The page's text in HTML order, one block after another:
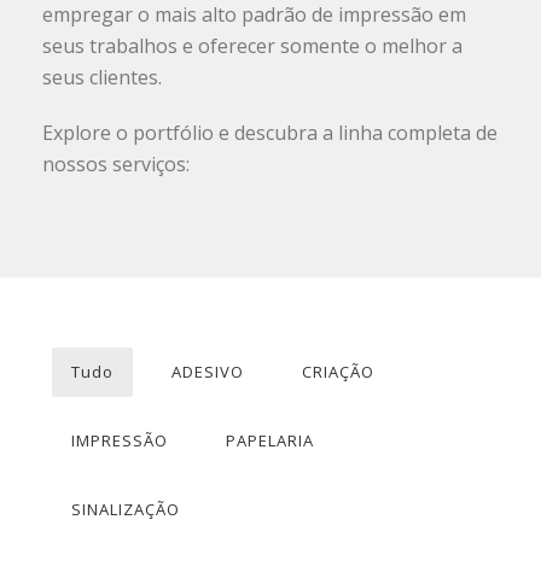
empregar o mais alto padrão de impressão em
seus trabalhos e oferecer somente o melhor a
seus clientes.
Explore o portfólio e descubra a linha completa de
nossos serviços:
Tudo ADESIVO CRIAÇÃO
IMPRESSÃO PAPELARIA
SINALIZAÇÃO